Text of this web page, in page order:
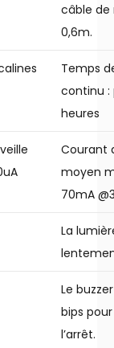
câble de
0,6m.
Temps
continu :
heures
Courant
moyen
70mA
La
Le
bips
l’arrêt.